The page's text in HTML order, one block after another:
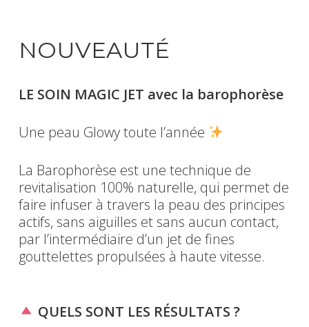
NOUVEAUTÉ
LE SOIN MAGIC JET avec la barophorèse
Une peau Glowy toute l’année
La Barophorèse est une technique de
revitalisation 100% naturelle, qui permet de
faire infuser à travers la peau des principes
actifs, sans aiguilles et sans aucun contact,
par l’intermédiaire d’un jet de fines
gouttelettes propulsées à haute vitesse.
QUELS SONT LES RÉSULTATS ?